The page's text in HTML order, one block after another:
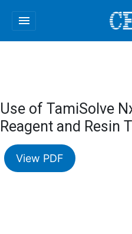
menu
Use of TamiSolve
Reagent and Resin
View PDF